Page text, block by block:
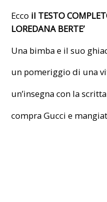
Ecco il TESTO
LOREDANA BERTE’
Una bimba e il suo
un pomeriggio di una
un’insegna con la
compra Gucci e